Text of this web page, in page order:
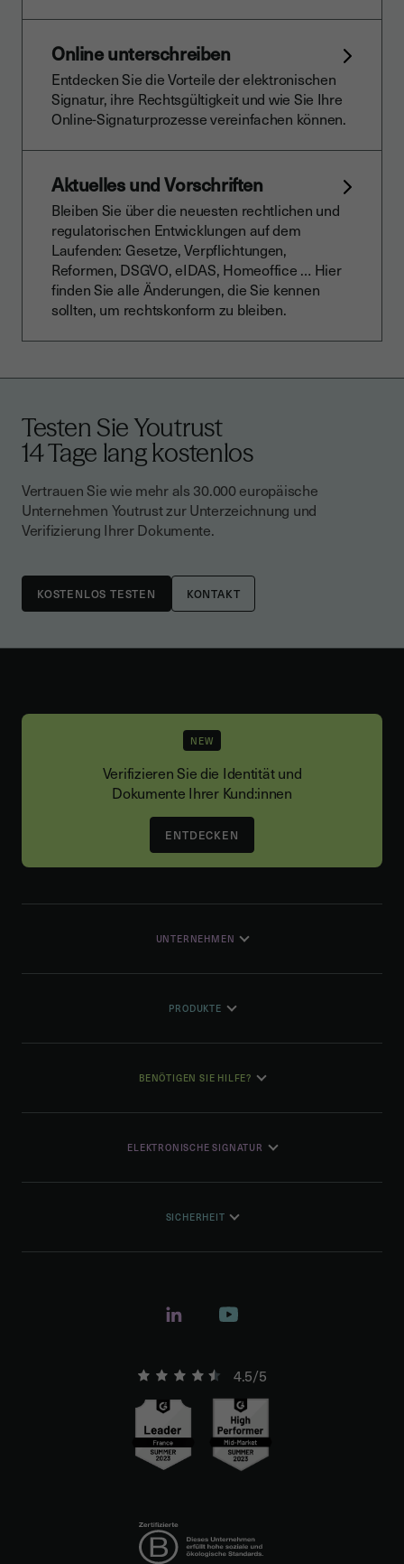
Online unterschreiben
Entdecken Sie die Vorteile der elektronischen
Signatur, ihre Rechtsgültigkeit und wie Sie Ihre
Online-Signaturprozesse vereinfachen können.
Aktuelles und Vorschriften
Bleiben Sie über die neuesten rechtlichen und
regulatorischen Entwicklungen auf dem
Laufenden: Gesetze, Verpflichtungen,
Reformen, DSGVO, eIDAS, Homeoffice … Hier
finden Sie alle Änderungen, die Sie kennen
sollten, um rechtskonform zu bleiben.
Testen Sie Youtrust
14 Tage lang kostenlos
Vertrauen Sie wie mehr als 30.000 europäische
Unternehmen Youtrust zur Unterzeichnung und
Verifizierung Ihrer Dokumente.
KONTAKT
NEW
Verifizieren Sie die Identität und
Dokumente Ihrer Kund:innen
ENTDECKEN
UNTERNEHMEN
PRODUKTE
BENÖTIGEN SIE HILFE?
ELEKTRONISCHE SIGNATUR
SICHERHEIT
4.5/5